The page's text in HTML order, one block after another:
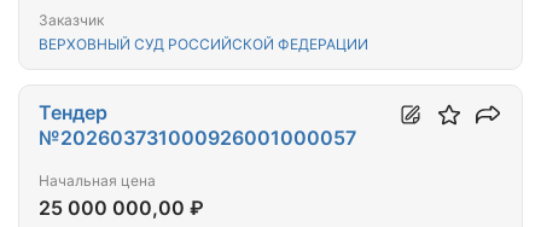
Заказчик
ВЕРХОВНЫЙ СУД РОССИЙСКОЙ ФЕДЕРАЦИИ
Тендер
№202603731000926001000057
Начальная цена
25 000 000,00 ₽